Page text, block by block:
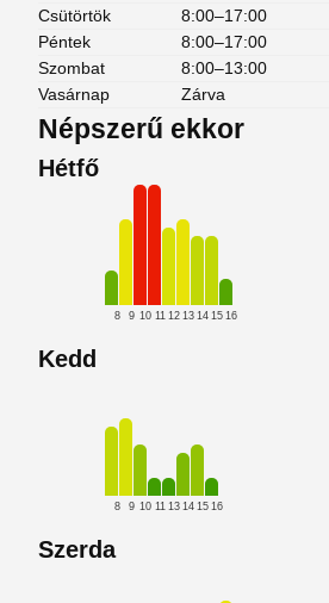
Csütörtök
8:00–17:00
Péntek
8:00–17:00
Szombat
8:00–13:00
Vasárnap
Zárva
Népszerű ekkor
Hétfő
8 9 10 11 12 13 14 15 16
Kedd
8 9 10 11 13 14 15 16
Szerda